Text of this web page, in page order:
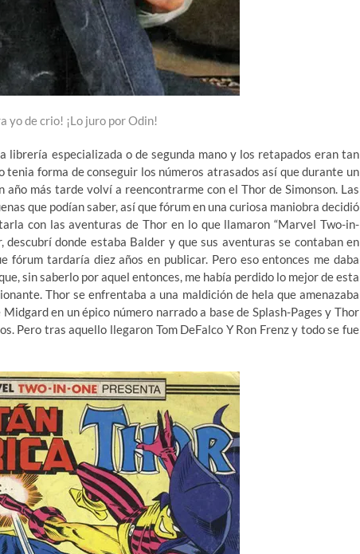
yo de crio! ¡Lo juro por Odin!
librería especializada o de segunda mano y los retapados eran tan
tenia forma de conseguir los números atrasados así que durante un
más tarde volví a reencontrarme con el Thor de Simonson. Las
que podían saber, así que fórum en una curiosa maniobra decidió
con las aventuras de Thor en lo que llamaron “Marvel Two-in-
descubrí donde estaba Balder y que sus aventuras se contaban en
fórum tardaría diez años en publicar. Pero eso entonces me daba
sin saberlo por aquel entonces, me había perdido lo mejor de esta
Thor se enfrentaba a una maldición de hela que amenazaba
en un épico número narrado a base de Splash-Pages y Thor
Pero tras aquello llegaron Tom DeFalco Y Ron Frenz y todo se fue